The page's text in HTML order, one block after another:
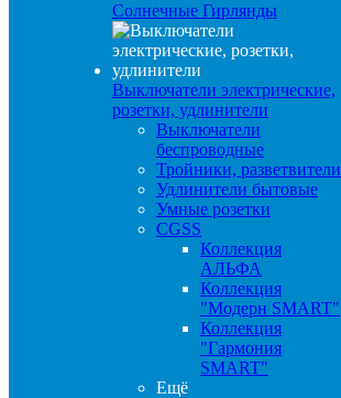
Солнечные Гирлянды
Выключатели электрические,
розетки, удлинители
Выключатели
беспроводные
Тройники, разветвители
Удлинители бытовые
Умные розетки
CGSS
Коллекция
АЛЬФА
Коллекция
"Модерн SMART"
Коллекция
"Гармония
SMART"
Ещё